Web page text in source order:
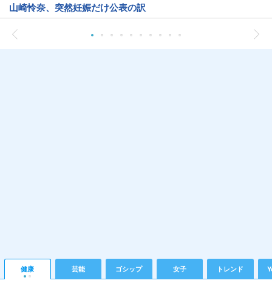
山崎怜奈、突然妊娠だけ公表の訳
健康 芸能 ゴシップ 女子 トレンド